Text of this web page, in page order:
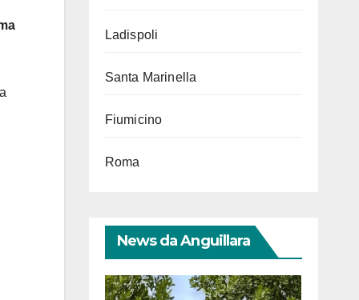
Ladispoli
Santa Marinella
Fiumicino
Roma
News da Anguillara